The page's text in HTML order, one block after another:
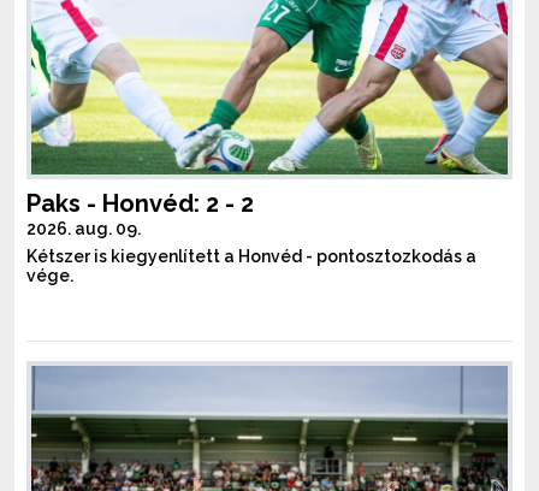
Paks - Honvéd: 2 - 2
2026. aug. 09.
Kétszer is kiegyenlített a Honvéd - pontosztozkodás a
vége.